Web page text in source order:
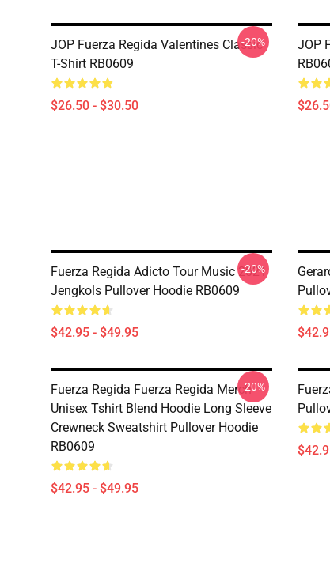
JOP Fuerza Regida Valentines Classic
T-Shirt RB0609
$26.50 - $30.50
-20%
JOP
Fuerza Regida Adicto Tour Music 2021
Jengkols Pullover Hoodie RB0609
$42.95 - $49.95
-20%
Fuerza Regida Fuerza Regida Merch
Unisex Tshirt Blend Hoodie Long Sleeve
Crewneck Sweatshirt Pullover Hoodie
RB0609
$42.95 - $49.95
-20%